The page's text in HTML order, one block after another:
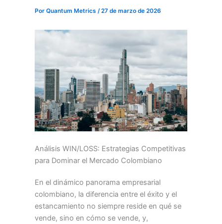
Por Quantum Metrics /27 de marzo de 2026
Análisis WIN/LOSS: Estrategias Competitivas
para Dominar el Mercado Colombiano
En el dinámico panorama empresarial
colombiano, la diferencia entre el éxito y el
estancamiento no siempre reside en qué se
vende, sino en cómo se vende, y,